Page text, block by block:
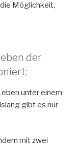
Möglichkeit,
der
unter einem
gibt es nur
mit zwei